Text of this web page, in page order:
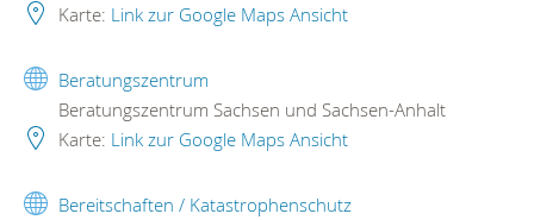
Karte: Link zur Google Maps Ansicht
Beratungszentrum
Beratungszentrum Sachsen und Sachsen-Anhalt
Karte: Link zur Google Maps Ansicht
Bereitschaften / Katastrophenschutz